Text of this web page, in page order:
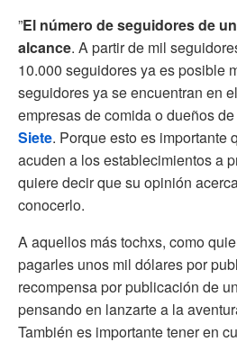
”El número de seguidores de
alcance. A partir de mil
10.000 seguidores ya es posible
seguidores ya se encuentran en
empresas de comida o dueños
Siete. Porque esto es importante
acuden a los establecimientos a
quiere decir que su opinión
conocerlo.
A aquellos más tochxs, como
pagarles unos mil dólares por
recompensa por publicación de
pensando en lanzarte a la
También es importante tener en